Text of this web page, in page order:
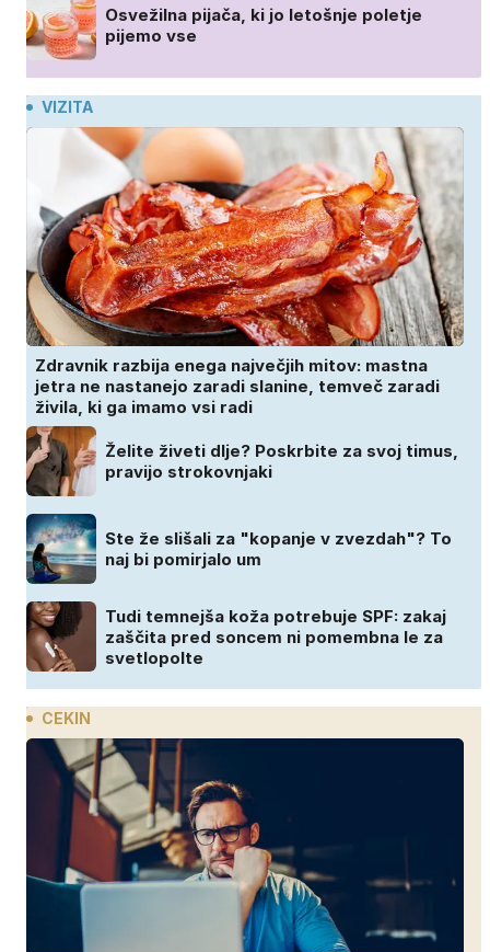
Osvežilna pijača, ki jo letošnje poletje
pijemo vse
VIZITA
Zdravnik razbija enega največjih mitov: mastna
jetra ne nastanejo zaradi slanine, temveč zaradi
živila, ki ga imamo vsi radi
Želite živeti dlje? Poskrbite za svoj timus,
pravijo strokovnjaki
Ste že slišali za "kopanje v zvezdah"? To
naj bi pomirjalo um
Tudi temnejša koža potrebuje SPF: zakaj
zaščita pred soncem ni pomembna le za
svetlopolte
CEKIN